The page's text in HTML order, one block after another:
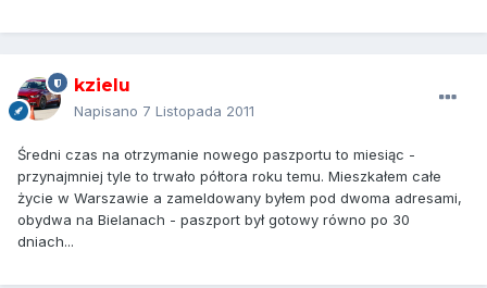
kzielu
Napisano 7 Listopada 2011
Średni czas na otrzymanie nowego paszportu to miesiąc -
przynajmniej tyle to trwało półtora roku temu. Mieszkałem całe
życie w Warszawie a zameldowany byłem pod dwoma adresami,
obydwa na Bielanach - paszport był gotowy równo po 30
dniach...